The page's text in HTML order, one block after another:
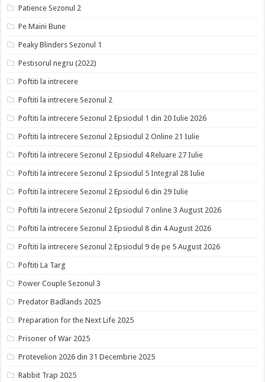
Patience Sezonul 2
Pe Maini Bune
Peaky Blinders Sezonul 1
Pestisorul negru (2022)
Poftiti la intrecere
Poftiti la intrecere Sezonul 2
Poftiti la intrecere Sezonul 2 Epsiodul 1 din 20 Iulie 2026
Poftiti la intrecere Sezonul 2 Epsiodul 2 Online 21 Iulie
Poftiti la intrecere Sezonul 2 Epsiodul 4 Reluare 27 Iulie
Poftiti la intrecere Sezonul 2 Epsiodul 5 Integral 28 Iulie
Poftiti la intrecere Sezonul 2 Epsiodul 6 din 29 Iulie
Poftiti la intrecere Sezonul 2 Epsiodul 7 online 3 August 2026
Poftiti la intrecere Sezonul 2 Epsiodul 8 din 4 August 2026
Poftiti la intrecere Sezonul 2 Epsiodul 9 de pe 5 August 2026
Poftiti La Targ
Power Couple Sezonul 3
Predator Badlands 2025
Preparation for the Next Life 2025
Prisoner of War 2025
Protevelion 2026 din 31 Decembrie 2025
Rabbit Trap 2025